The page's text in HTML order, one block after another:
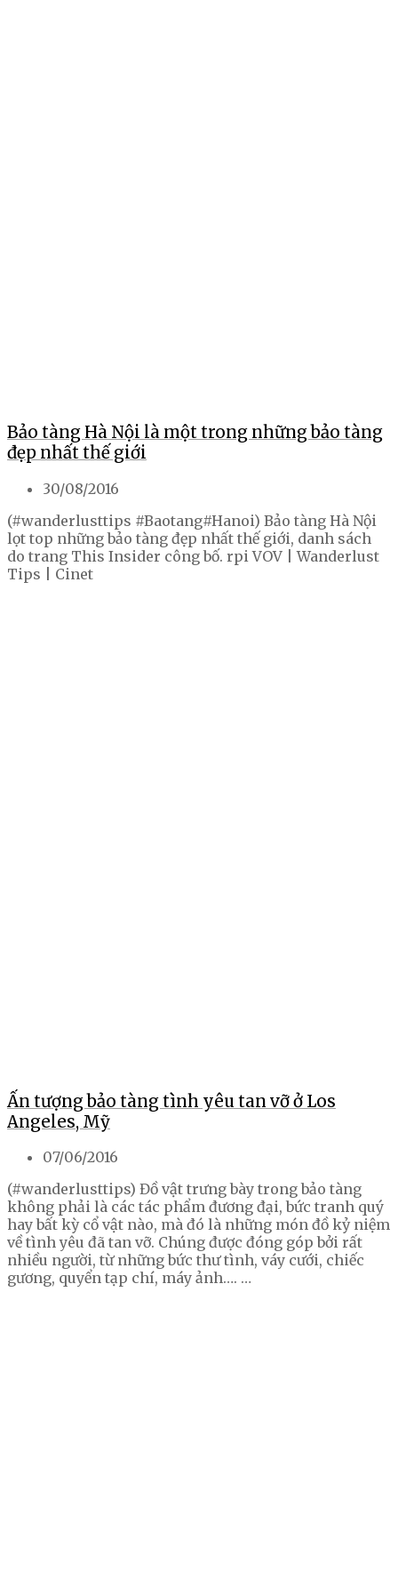
Bảo tàng Hà Nội là một trong những bảo tàng
đẹp nhất thế giới
30/08/2016
(#wanderlusttips #Baotang#Hanoi) Bảo tàng Hà Nội
lọt top những bảo tàng đẹp nhất thế giới, danh sách
do trang This Insider công bố. rpi VOV | Wanderlust
Tips | Cinet
Ấn tượng bảo tàng tình yêu tan vỡ ở Los
Angeles, Mỹ
07/06/2016
(#wanderlusttips) Đồ vật trưng bày trong bảo tàng
không phải là các tác phẩm đương đại, bức tranh quý
hay bất kỳ cổ vật nào, mà đó là những món đồ kỷ niệm
về tình yêu đã tan vỡ. Chúng được đóng góp bởi rất
nhiều người, từ những bức thư tình, váy cưới, chiếc
gương, quyển tạp chí, máy ảnh…. …